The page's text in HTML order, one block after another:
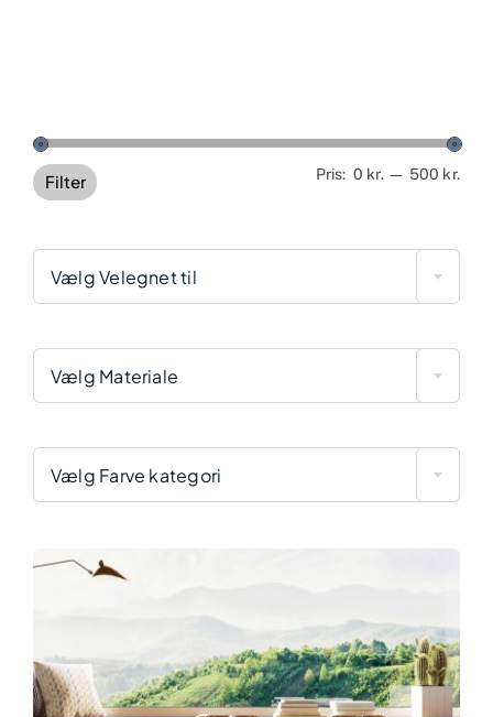
Filter Pris: 0 kr.— 500 kr.
Vælg Velegnet til
Vælg Materiale
Vælg Farve kategori